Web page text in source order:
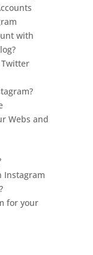
with
Webs and
Instagram
for your